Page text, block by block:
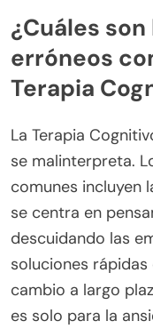
¿Cuáles
erróneos
Terapia
La Terapia
se malinterpreta.
comunes incluyen
se centra en
descuidando las
soluciones
cambio a largo
es solo para la